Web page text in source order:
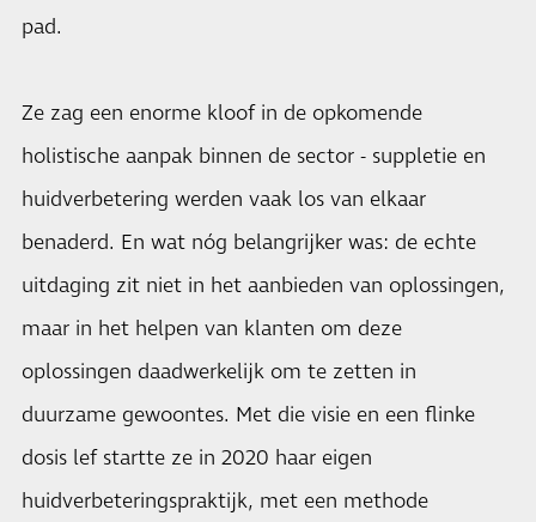
pad.
Ze zag een enorme kloof in de opkomende
holistische aanpak binnen de sector - suppletie en
huidverbetering werden vaak los van elkaar
benaderd. En wat nóg belangrijker was: de echte
uitdaging zit niet in het aanbieden van oplossingen,
maar in het helpen van klanten om deze
oplossingen daadwerkelijk om te zetten in
duurzame gewoontes. Met die visie en een flinke
dosis lef startte ze in 2020 haar eigen
huidverbeteringspraktijk, met een methode